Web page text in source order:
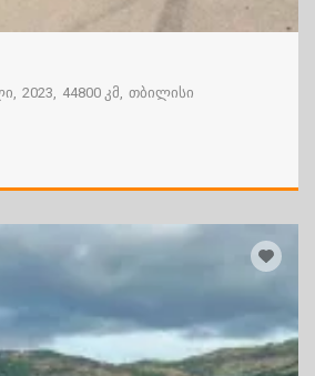
2023 44800 კმ თბილისი